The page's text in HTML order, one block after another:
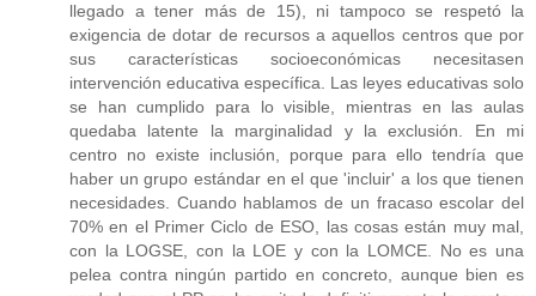
llegado a tener más de 15), ni tampoco se respetó la
exigencia de dotar de recursos a aquellos centros que por
sus características socioeconómicas necesitasen
intervención educativa específica. Las leyes educativas solo
se han cumplido para lo visible, mientras en las aulas
quedaba latente la marginalidad y la exclusión. En mi
centro no existe inclusión, porque para ello tendría que
haber un grupo estándar en el que 'incluir' a los que tienen
necesidades. Cuando hablamos de un fracaso escolar del
70% en el Primer Ciclo de ESO, las cosas están muy mal,
con la LOGSE, con la LOE y con la LOMCE. No es una
pelea contra ningún partido en concreto, aunque bien es